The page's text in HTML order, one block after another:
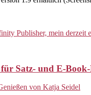
Satz- und E-